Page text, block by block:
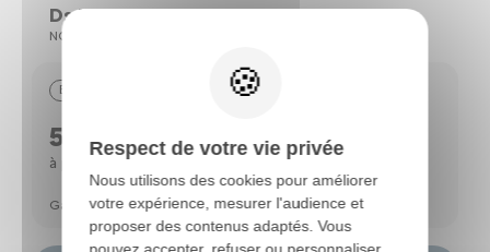
Ds NO 8
NO 8 BEV 74KWH FWD PALLAS
Electrique 09/2025
56990 €
à partir de814 €
Garantie DS Certified 24 mois
Respect de votre vie privée
Nous utilisons des cookies pour améliorer
votre expérience, mesurer l'audience et
proposer des contenus adaptés. Vous